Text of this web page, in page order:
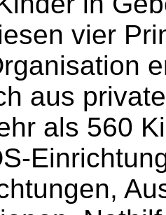
vier
aus
als 560